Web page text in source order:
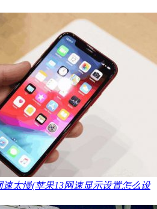
太慢(苹果13网速显示设置怎么设